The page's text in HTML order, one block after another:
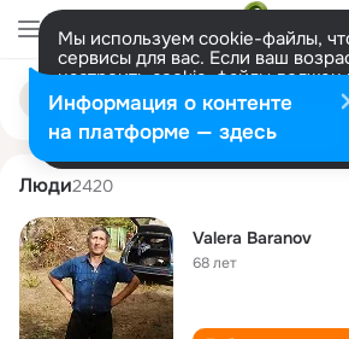
Мы используем cookie-файлы,
сервисы для вас. Если ваш
настроить cookie-файлы должен
представитель. Больше
Разрешить все Настроить
Поиск
людям
valera baranov
Люди2420
Valera Baranov
68 лет
Информация о контенте
на платформе — здесь